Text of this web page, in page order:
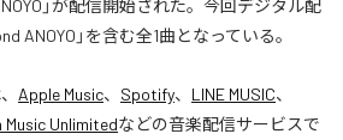
」が配信開始された。今回デジタル配
ANOYO」を含む全1曲となっている。
Apple Music、 Spotify、 LINE MUSIC、
Music Unlimitedなどの音楽配信サービスで